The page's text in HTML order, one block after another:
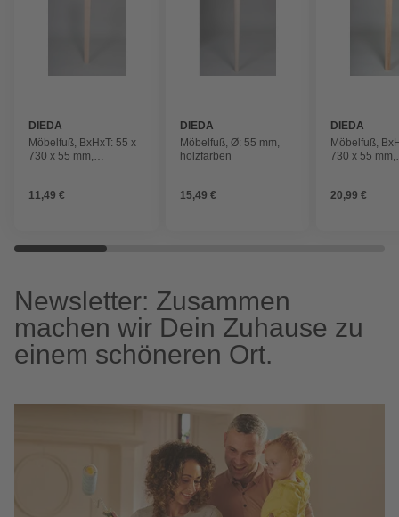
DIEDA
Möbelfuß, BxHxT: 55 x
730 x 55 mm,
11,49 €
DIEDA
Möbelfuß, Ø: 55 mm,
holzfarben
15,49 €
DIEDA
Möbelfuß,
730 x 55 mm,
20,99 €
Newsletter: Zusammen
machen wir Dein Zuhause zu
einem schöneren Ort.